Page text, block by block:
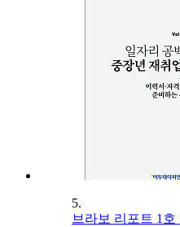
5.
브라보 리포트 1호